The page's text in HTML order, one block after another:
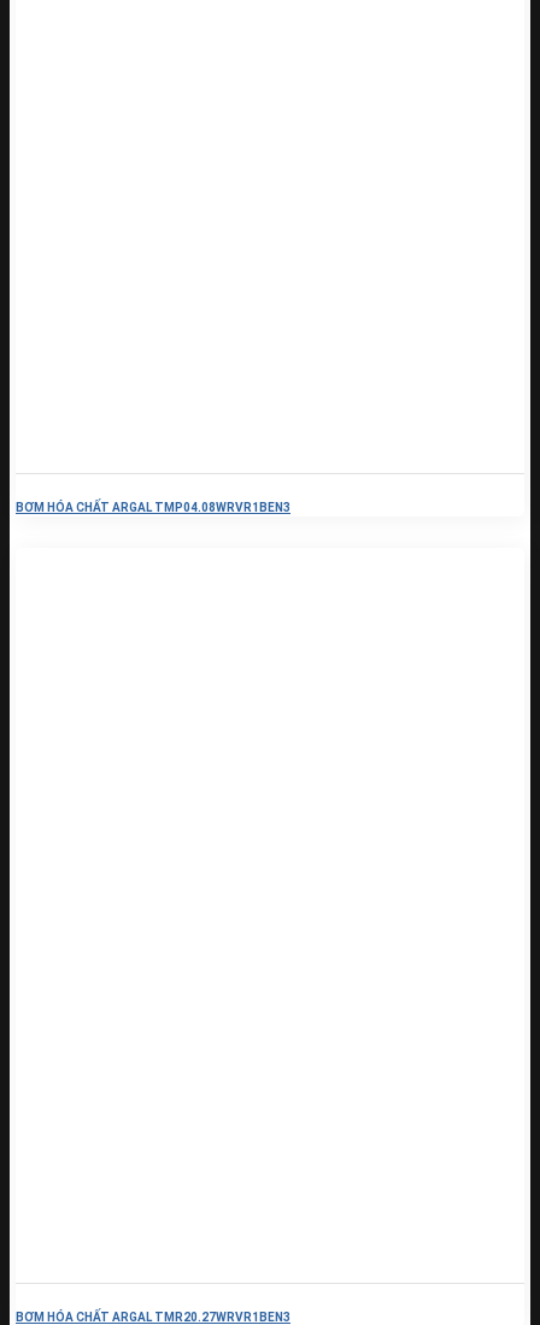
BƠM HÓA CHẤT ARGAL TMP04.08WRVR1BEN3
BƠM HÓA CHẤT ARGAL TMR20.27WRVR1BEN3